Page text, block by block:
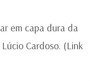
em capa dura da
Cardoso. (Link